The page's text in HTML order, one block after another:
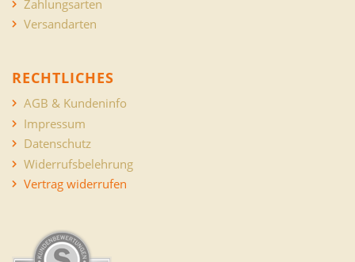
Zahlungsarten
Versandarten
RECHTLICHES
AGB & Kundeninfo
Impressum
Datenschutz
Widerrufsbelehrung
Vertrag widerrufen